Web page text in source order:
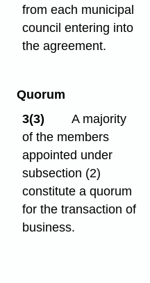
from each municipal
council entering into
the agreement.
Quorum
3(3)
A majority
of the members
appointed under
subsection (2)
constitute a quorum
for the transaction of
business.